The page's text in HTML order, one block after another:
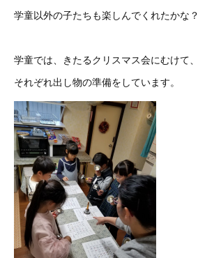
学童以外の子たちも楽しんでくれたかな？
学童では、きたるクリスマス会にむけて、
それぞれ出し物の準備をしています。